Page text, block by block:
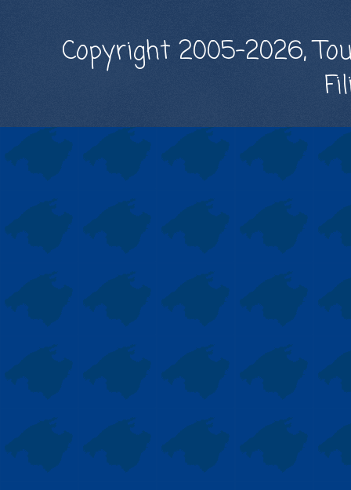
Copyright 2005-2026,